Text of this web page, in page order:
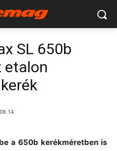
SL 650b
etalon
a 650b kerékméretben is